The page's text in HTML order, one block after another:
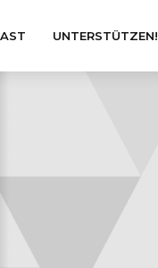
UNTERSTÜTZEN!